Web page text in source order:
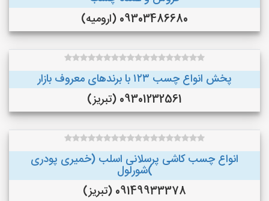
09303486680 (ارومیه)
پخش انواع چسب ۱۲۳ با برندهای معروف بازار
09301232561 (تبریز)
انواع چسب کاشی پرسلانی اسلب (خمیری پودری
)شورلول
09149933378 (تبریز)